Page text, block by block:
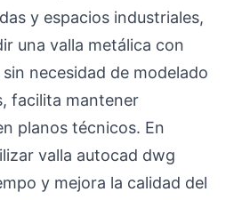
y espacios industriales,
una valla metálica con
necesidad de modelado
facilita mantener
planos técnicos. En
valla autocad dwg
y mejora la calidad del